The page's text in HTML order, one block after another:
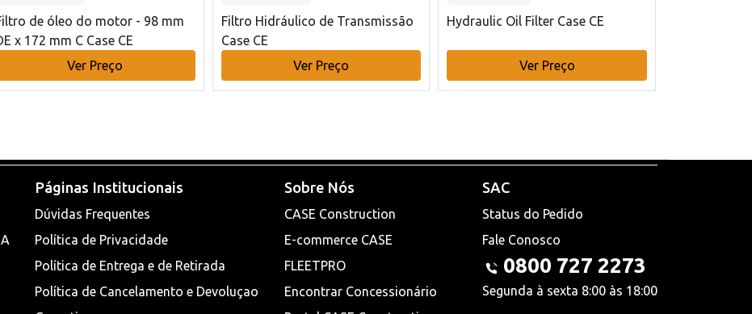
de óleo do motor - 98 mm
x 172 mm C Case CE
Ver Preço
Filtro Hidráulico de Transmissão
Case CE
Ver Preço
Hydraulic Oil Filter Case CE
Ver Preço
Páginas Institucionais
Dúvidas Frequentes
Política de Privacidade
Política de Entrega e de Retirada
Política de Cancelamento e Devoluçao
Sobre Nós
CASE Construction
E-commerce CASE
FLEETPRO
Encontrar Concessionário
SAC
Status do Pedido
Fale Conosco
0800 727 2273
Segunda à sexta 8:00 às 18:00